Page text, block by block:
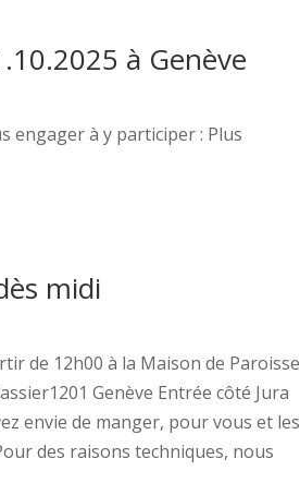
à Genève
engager à y participer : Plus
midi
de 12h00 à la Maison de Paroisse
Genève Entrée côté Jura
envie de manger, pour vous et les
des raisons techniques, nous